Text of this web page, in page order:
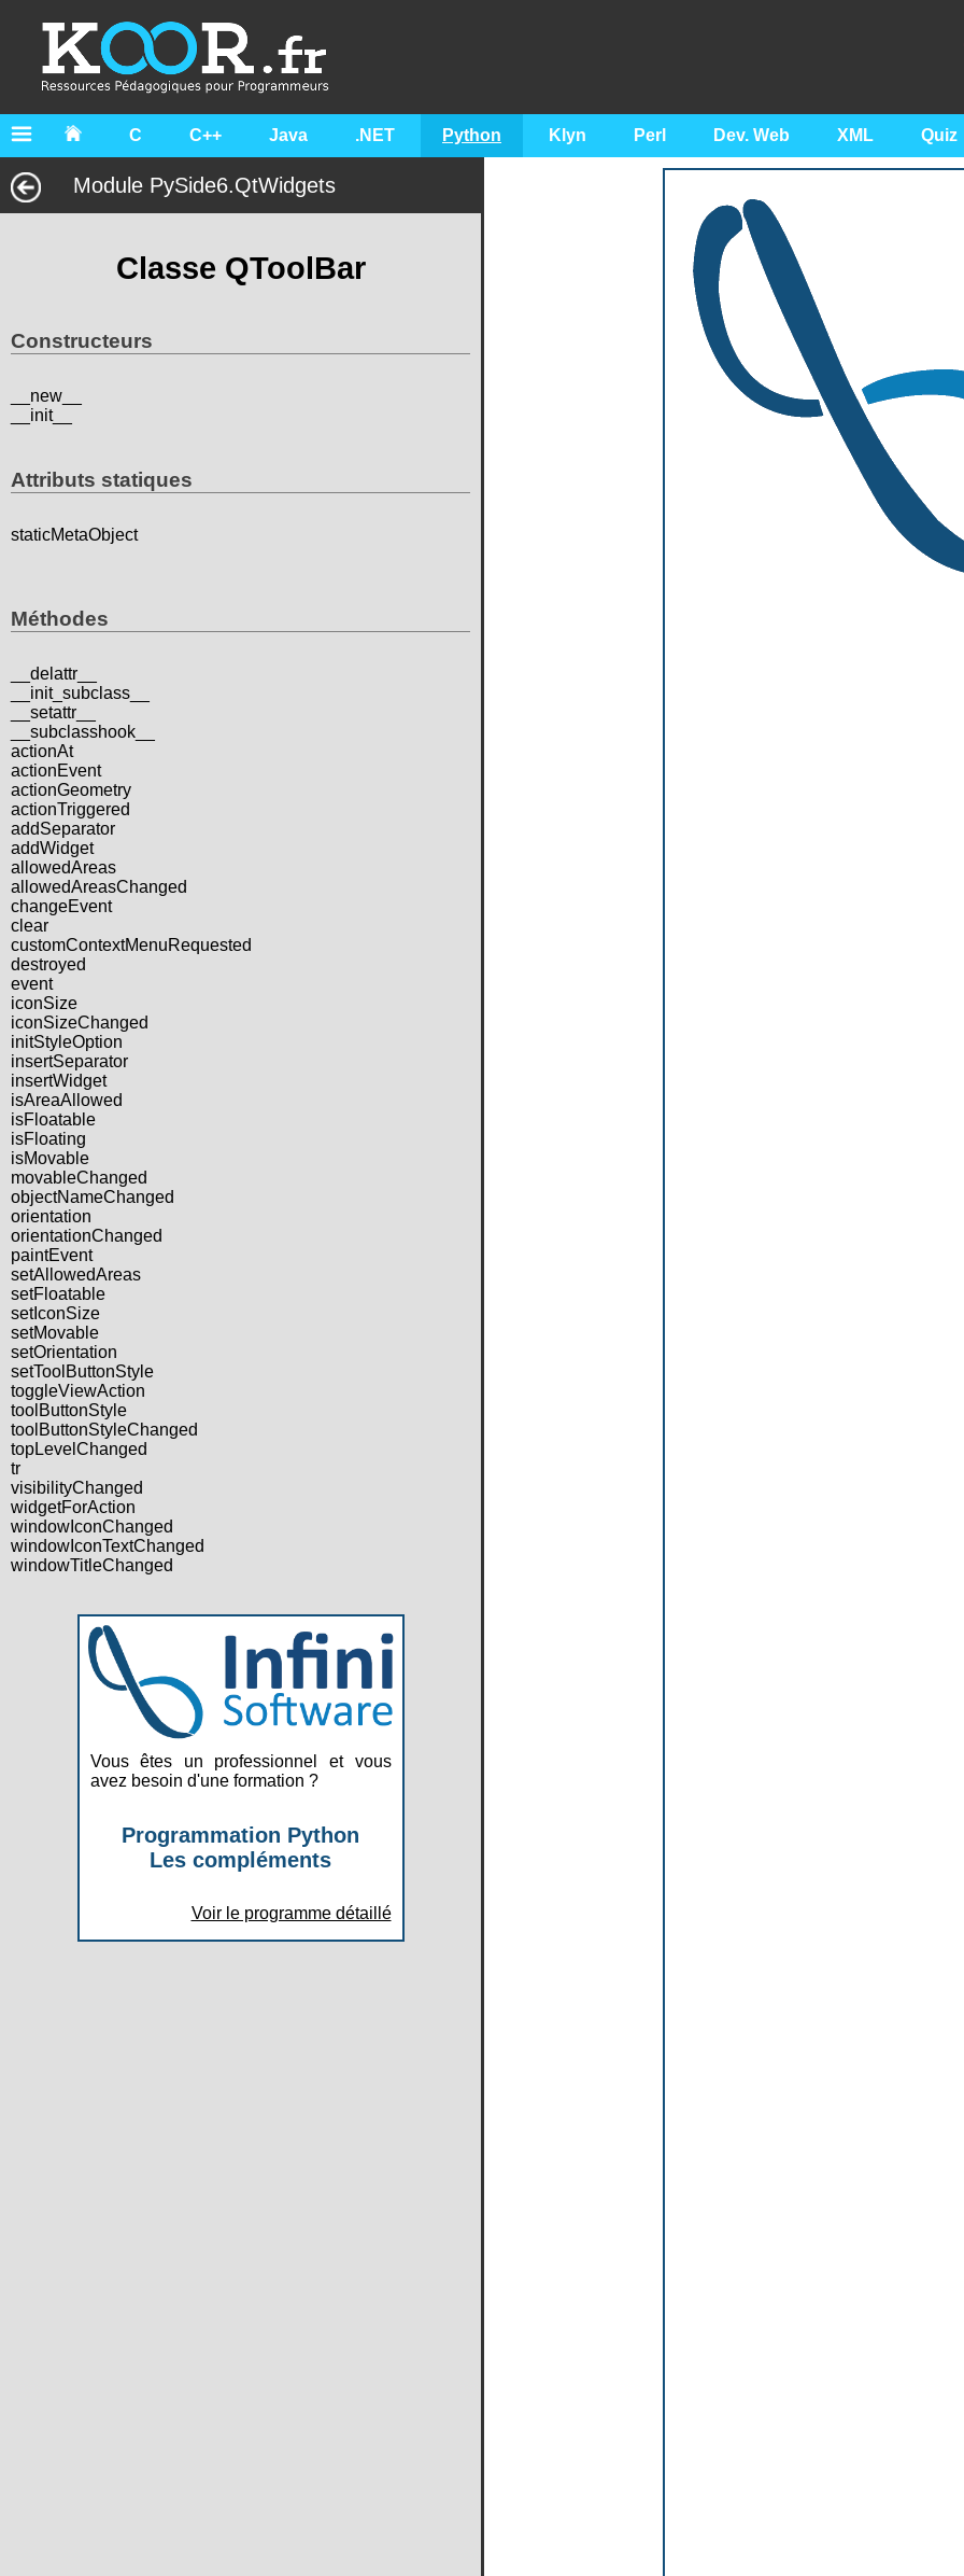
C C++ Java .NET Python Klyn Perl Dev. Web XML Quiz
Module PySide6.QtWidgets
Classe QToolBar
Constructeurs
__new__
__init__
Attributs statiques
staticMetaObject
Méthodes
__delattr__
__init_subclass__
__setattr__
__subclasshook__
actionAt
actionEvent
actionGeometry
actionTriggered
addSeparator
addWidget
allowedAreas
allowedAreasChanged
changeEvent
clear
customContextMenuRequested
destroyed
event
iconSize
iconSizeChanged
initStyleOption
insertSeparator
insertWidget
isAreaAllowed
isFloatable
isFloating
isMovable
movableChanged
objectNameChanged
orientation
orientationChanged
paintEvent
setAllowedAreas
setFloatable
setIconSize
setMovable
setOrientation
setToolButtonStyle
toggleViewAction
toolButtonStyle
toolButtonStyleChanged
topLevelChanged
tr
visibilityChanged
widgetForAction
windowIconChanged
windowIconTextChanged
windowTitleChanged
Vous êtes un professionnel et vous
avez besoin d'une formation ?
Programmation Python
Les compléments
Voir le programme détaillé